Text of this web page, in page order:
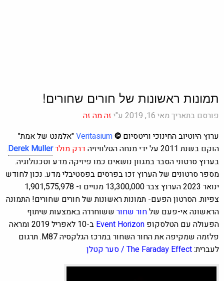
תמונות ראשונות של חורים שחורים!
פורסם בתאריך מאי 16, 2019 ע"י
זה מה זה
ערוץ היוטיוב החינוכי וריטסיום ©
Veritasium"אלמנט של אמת"
הוקם בשנת 2011 על ידי מנחה הטלוויזיה
דרק מולרDerek Muller
.
בערוץ סרטוני הסבר במגוון נושאים כמו פיזיקה מדע וטכנולוגיה.
מספר סרטונים של הערוץ זכו בפרסים בפסטיבלי מדע. נכון לחודש
ינואר 2023 הערוץ צבר 13,300,000 מנויים ו- 1,901,575,978
צפיות. הסרטון הפעם- תמונות ראשונות של חורים שחורים! התמונה
הראשונה אי-פעם שלחור שחור ששוחררה באמצעות שיתוף
הפעולה עם הטלסקופ Event Horizon
ב-10 לאפריל 2019 ומראה
פלזמה שמקיפה את החור השחור במרכז הגלקסיה M87.
תרגום
לעברית: